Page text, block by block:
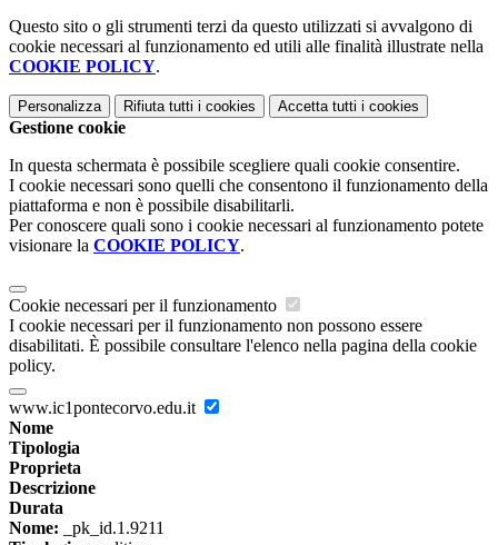
Questo sito o gli strumenti terzi da questo utilizzati si avvalgono di
cookie necessari al funzionamento ed utili alle finalità illustrate nella
COOKIE POLICY.
Personalizza Rifiuta tutti i cookies Accetta tutti i cookies
Gestione cookie
In questa schermata è possibile scegliere quali cookie consentire.
I cookie necessari sono quelli che consentono il funzionamento della
piattaforma e non è possibile disabilitarli.
Per conoscere quali sono i cookie necessari al funzionamento potete
visionare la COOKIE POLICY.
Cookie necessari per il funzionamento
I cookie necessari per il funzionamento non possono essere
disabilitati. È possibile consultare l'elenco nella pagina della cookie
policy.
www.ic1pontecorvo.edu.it
Nome
Tipologia
Proprieta
Descrizione
Durata
Nome: _pk_id.1.9211